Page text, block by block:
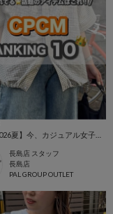
長島店 スタッフ
長島店
PAL GROUP OUTLET